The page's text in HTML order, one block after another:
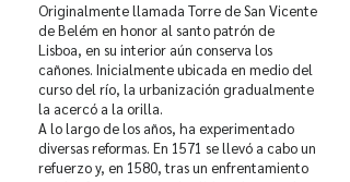
Originalmente llamada Torre de San Vicente
de Belém en honor al santo patrón de
Lisboa, en su interior aún conserva los
cañones. Inicialmente ubicada en medio del
curso del río, la urbanización gradualmente
la acercó a la orilla.
A lo largo de los años, ha experimentado
diversas reformas. En 1571 se llevó a cabo un
refuerzo y, en 1580, tras un enfrentamiento